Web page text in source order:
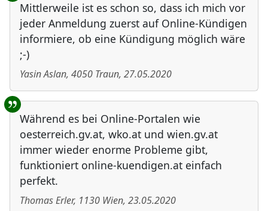
Mittlerweile ist es schon so, dass ich mich vor
jeder Anmeldung zuerst auf Online-Kündigen
informiere, ob eine Kündigung möglich wäre
;-)
Yasin Aslan, 4050 Traun, 27.05.2020
Während es bei Online-Portalen wie
oesterreich.gv.at, wko.at und wien.gv.at
immer wieder enorme Probleme gibt,
funktioniert online-kuendigen.at einfach
perfekt.
Thomas Erler, 1130 Wien, 23.05.2020